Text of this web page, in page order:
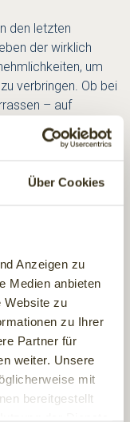
Über Cookies
Anzeigen zu
Medien anbieten
Website zu
zu Ihrer
Partner für
weiter. Unsere
mit
bereitgestellt
den letzten
der wirklich
um
verbringen. Ob bei
– auf
Wert gelegt.
1600 m²
verwöhnen
Lancaster
am besten
Rasul,
und
Augen bei
eine
verschafft
kleinen Sprint